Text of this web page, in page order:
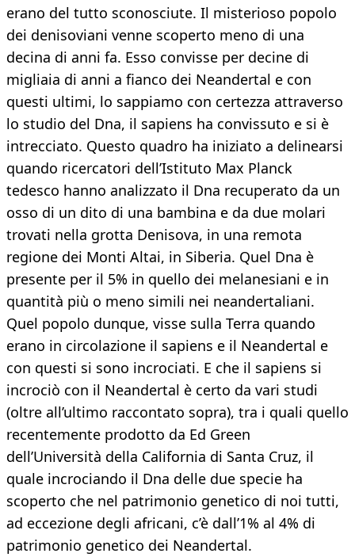
erano del tutto sconosciute. Il misterioso popolo
dei denisoviani venne scoperto meno di una
decina di anni fa. Esso convisse per decine di
migliaia di anni a fianco dei Neandertal e con
questi ultimi, lo sappiamo con certezza attraverso
lo studio del Dna, il sapiens ha convissuto e si è
intrecciato. Questo quadro ha iniziato a delinearsi
quando ricercatori dell’Istituto Max Planck
tedesco hanno analizzato il Dna recuperato da un
osso di un dito di una bambina e da due molari
trovati nella grotta Denisova, in una remota
regione dei Monti Altai, in Siberia. Quel Dna è
presente per il 5% in quello dei melanesiani e in
quantità più o meno simili nei neandertaliani.
Quel popolo dunque, visse sulla Terra quando
erano in circolazione il sapiens e il Neandertal e
con questi si sono incrociati. E che il sapiens si
incrociò con il Neandertal è certo da vari studi
(oltre all’ultimo raccontato sopra), tra i quali quello
recentemente prodotto da Ed Green
dell’Università della California di Santa Cruz, il
quale incrociando il Dna delle due specie ha
scoperto che nel patrimonio genetico di noi tutti,
ad eccezione degli africani, c’è dall’1% al 4% di
patrimonio genetico dei Neandertal.